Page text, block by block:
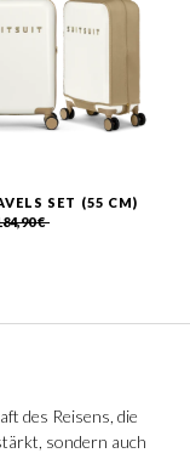
SET (55 CM)
€
des Reisens, die
sondern auch